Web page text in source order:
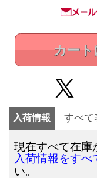
カー
入荷情報 すべて
現在すべて在庫
入荷情報をすべ
い。